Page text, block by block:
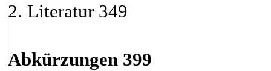
2. Literatur 349
Abkürzungen 399